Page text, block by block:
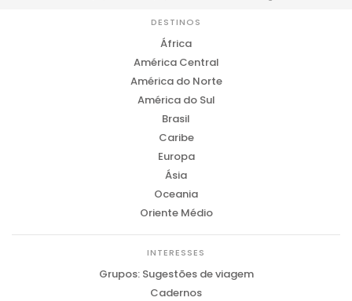
DESTINOS
África
América Central
América do Norte
América do Sul
Brasil
Caribe
Europa
Ásia
Oceania
Oriente Médio
INTERESSES
Grupos: Sugestões de viagem
Cadernos